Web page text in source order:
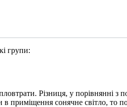
групи:
Різниця, у порівнянні
приміщення сонячне світло, то